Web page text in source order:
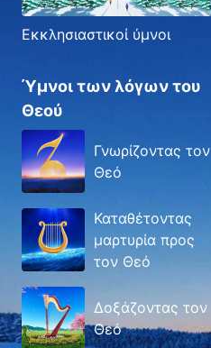
Εκκλησιαστικοί ύμνοι
Ύμνοι των λόγων του
Θεού
Γνωρίζοντας τον
Θεό
Καταθέτοντας
μαρτυρία προς
τον Θεό
Δοξάζοντας τον
Θεό